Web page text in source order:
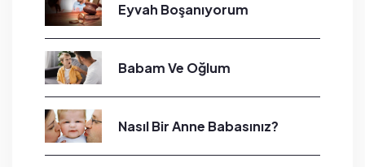
Eyvah Boşanıyorum
Babam Ve Oğlum
Nasıl Bir Anne Babasınız?